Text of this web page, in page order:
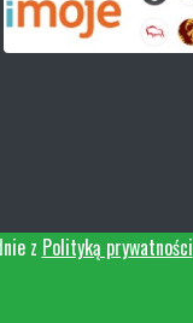
z Polityką prywatności